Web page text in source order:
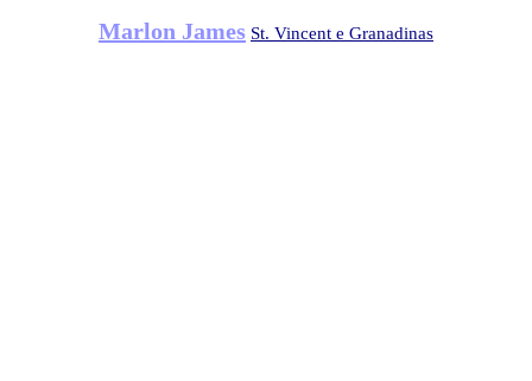
Marlon James St. Vincent e Granadinas